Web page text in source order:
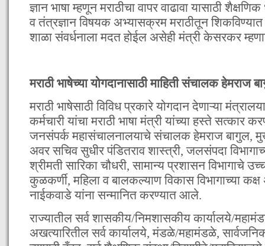
ज्ञान भाषा म्हणून मराठीचा वापर वाढावा यासाठी
व तंत्रज्ञान विषयक अभ्यासक्रम मराठीतून
शाळा संवर्धनाला मदत होईल असेही मंत्री केसरकर
मराठी भाषेच्या योगदानासाठी माहिती संचालक हेमराज
मराठी भाषेसाठी विविध प्रकारे योगदान देणाऱ्या
कर्मचारी यांचा मराठी भाषा मंत्री यांच्या हस्ते सत्कार
जनसंपर्क महासंचालनालयाचे संचालक हेमराज बागुल,
अवर सचिव सुधीर पंडितराव शास्त्री, जलसंपदा
श्रीमती सारिका चौधरी, सामान्य प्रशासन
कुळकर्णी, महिला व बालकल्याण विकास विभागाच्या
नाईकवाडे यांना सन्मानित करण्यात आले.
राज्यातील सर्व शासकीय/निमशासकीय कार्यालये/
अखत्यारितील सर्व कार्यालये, मंडळे/महामंडळे,